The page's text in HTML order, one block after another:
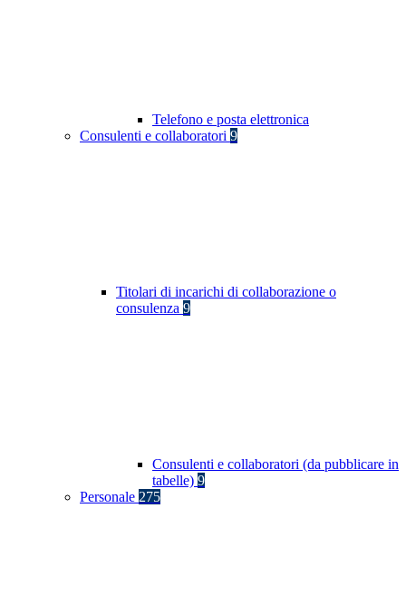
Telefono e posta elettronica
Consulenti e collaboratori 9
Titolari di incarichi di collaborazione o
consulenza 9
Consulenti e collaboratori (da pubblicare in
tabelle) 9
Personale 275